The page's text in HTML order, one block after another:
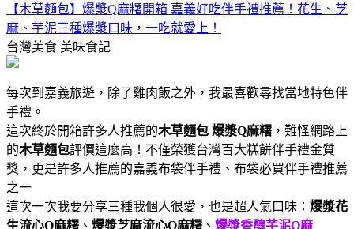
【木草麵包】爆漿Q麻糬開箱 嘉義好吃伴手禮推薦！花生、芝
麻、芋泥三種爆漿口味，一吃就愛上！
台灣美食 美味食記
每次到嘉義旅遊，除了雞肉飯之外，我最喜歡尋找當地特色伴
手禮。
這次終於開箱許多人推薦的木草麵包 爆漿Q麻糬 ，難怪網路上
的木草麵包評價這麼高！不僅榮獲台灣百大糕餅伴手禮金質
獎，更是許多人推薦的嘉義布袋伴手禮、布袋必買伴手禮推薦
之一
這次一次我要分享三種我個人很愛，也是超人氣口味： 爆漿花
生流心Q麻糬 、 爆漿芝麻流心Q麻糬 、 爆漿香醇芋泥Q麻